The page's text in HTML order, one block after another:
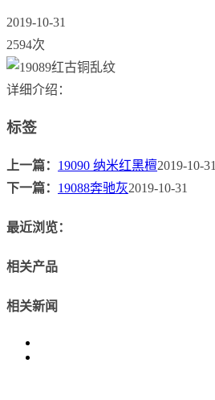
2019-10-31
2594次
详细介绍：
标签
上一篇： 19090 纳米红黑檀2019-10-31
下一篇： 19088奔驰灰2019-10-31
最近浏览：
相关产品
相关新闻